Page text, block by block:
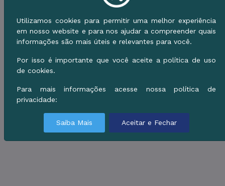
Verifique a URL ou vá para o Início e use o
Menu de Serviços.
Utilizamos cookies para permitir uma melhor experiência
em nosso website e para nos ajudar a compreender quais
informações são mais úteis e relevantes para você.
Por isso é importante que você aceite a política de uso
de cookies.
Para mais informações acesse nossa política de
privacidade:
Saiba Mais Aceitar e Fechar